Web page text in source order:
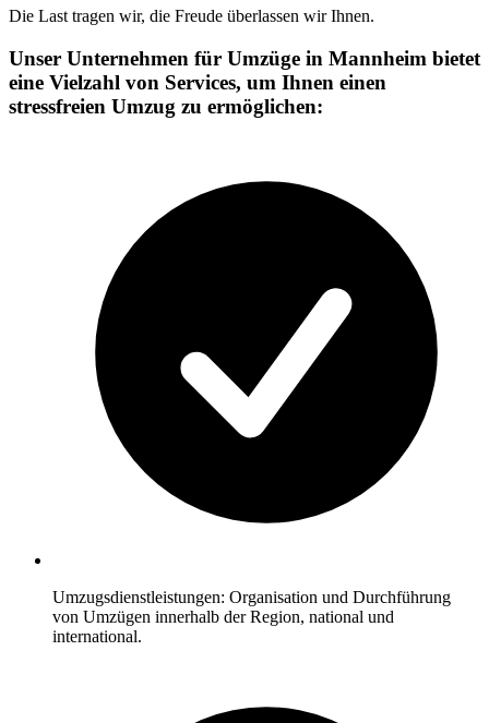
Die Last tragen wir, die Freude überlassen wir Ihnen.
Unser Unternehmen für Umzüge in Mannheim bietet
eine Vielzahl von Services, um Ihnen einen
stressfreien Umzug zu ermöglichen:
Umzugsdienstleistungen: Organisation und Durchführung
von Umzügen innerhalb der Region, national und
international.